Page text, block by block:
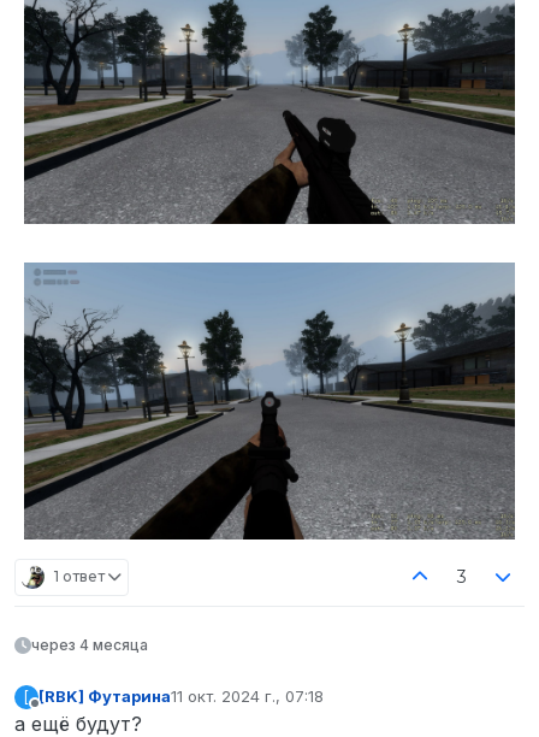
1 ответ 3
через 4 месяца
[
Не в сети
[RBK] Футарина11 окт. 2024 г., 07:18
отредактировано
а ещё будут?